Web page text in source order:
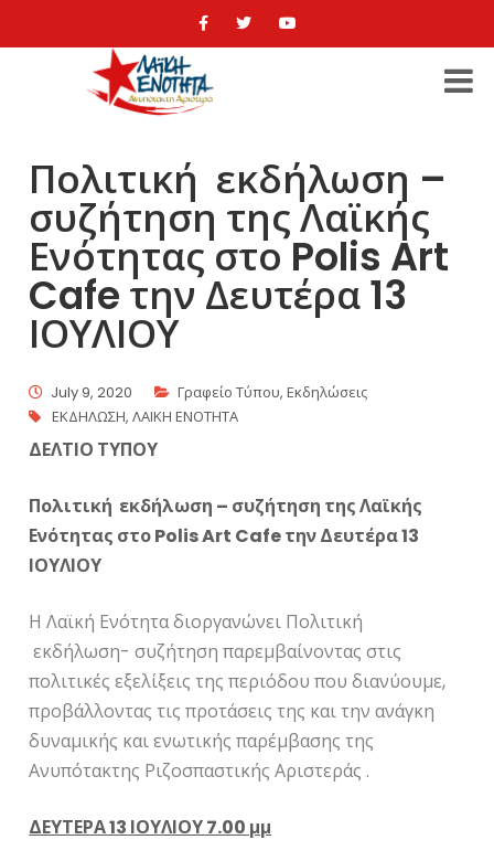
Πολιτική εκδήλωση –
συζήτηση της Λαϊκής
Ενότητας στο Polis Art
Cafe την Δευτέρα 13
ΙΟΥΛΙΟΥ
July 9, 2020 Γραφείο Τύπου,Εκδηλώσεις
ΕΚΔΗΛΩΣΗ,ΛΑΙΚΗ ΕΝΟΤΗΤΑ
ΔΕΛΤΙΟ ΤΥΠΟΥ
Πολιτική εκδήλωση – συζήτηση της Λαϊκής
Ενότητας στο Polis Art Cafe την Δευτέρα 13
ΙΟΥΛΙΟΥ
Η Λαϊκή Ενότητα διοργανώνει Πολιτική
εκδήλωση- συζήτηση παρεμβαίνοντας στις
πολιτικές εξελίξεις της περιόδου που διανύουμε,
προβάλλοντας τις προτάσεις της και την ανάγκη
δυναμικής και ενωτικής παρέμβασης της
Ανυπότακτης Ριζοσπαστικής Αριστεράς .
ΔΕΥΤΕΡΑ 13 ΙΟΥΛΙΟΥ 7.00 μμ